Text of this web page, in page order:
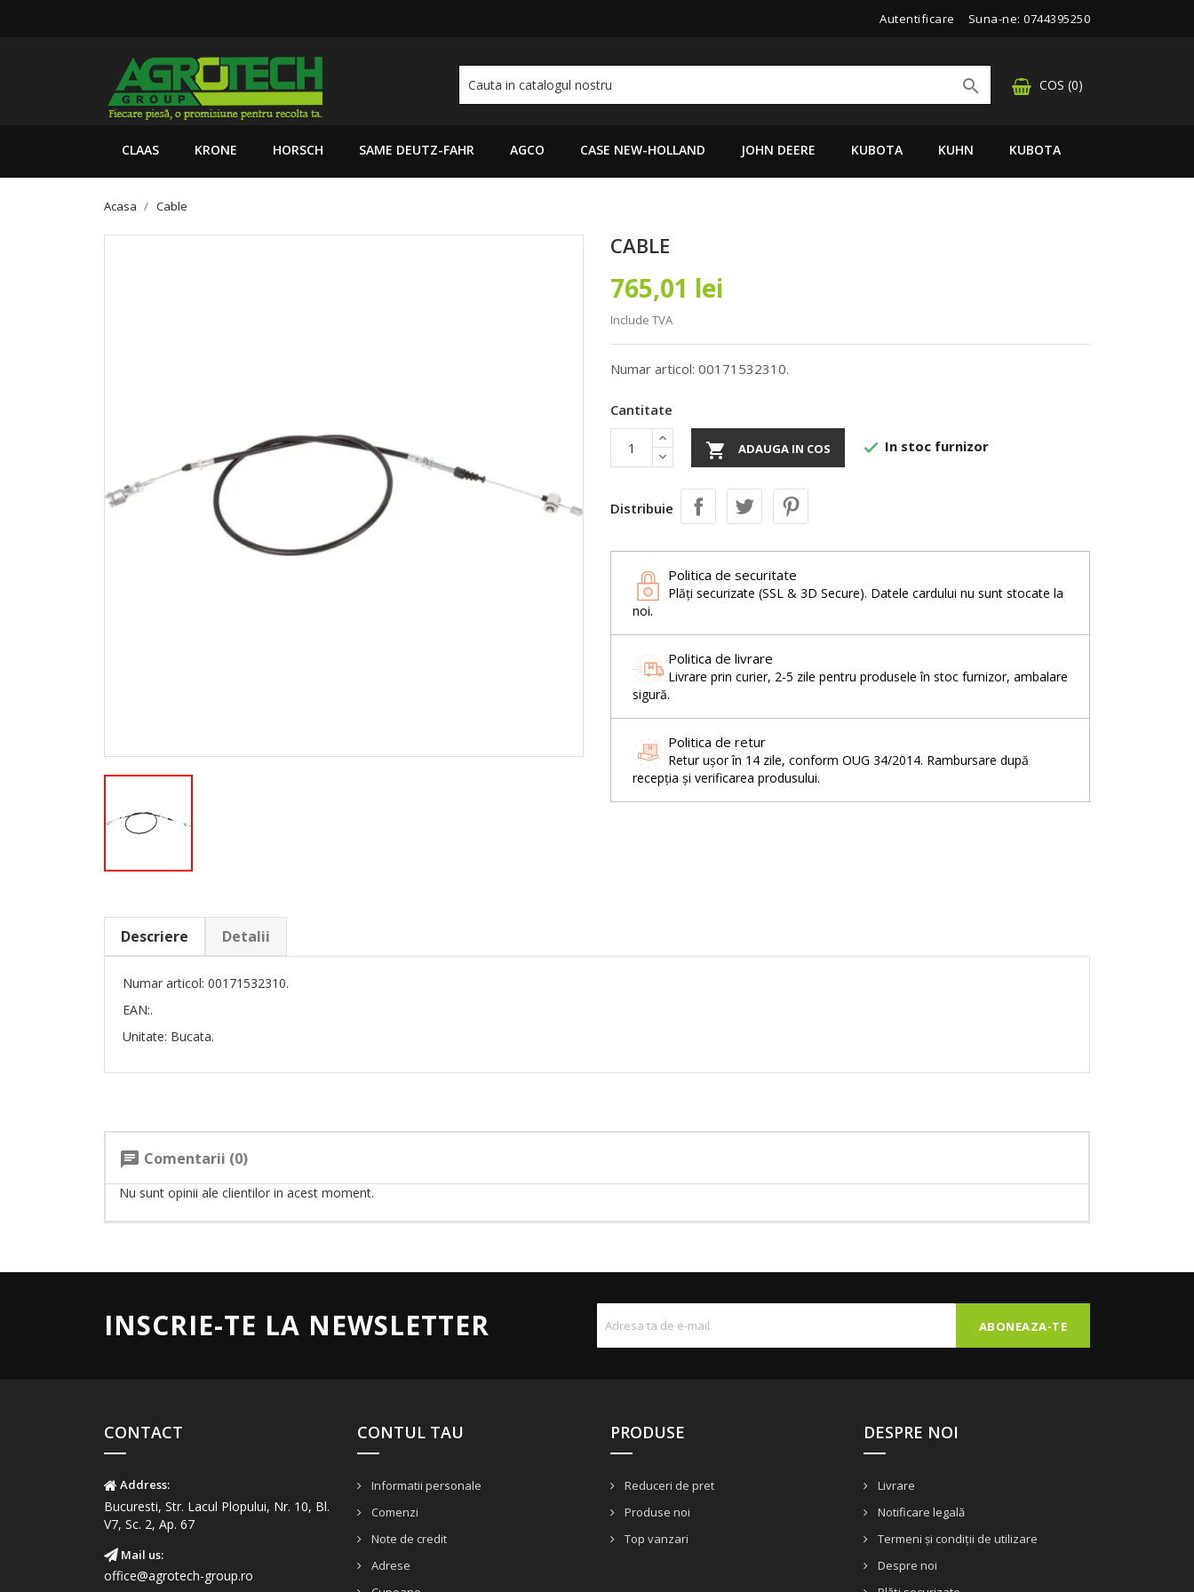
Autentificare Suna-ne: 0744395250
COS (0)

CLAAS KRONE HORSCH SAME DEUTZ-FAHR AGCO CASE NEW-HOLLAND JOHN DEERE KUBOTA KUHN KUBOTA
Acasa Cable
CABLE
765,01 lei
Include TVA
Numar articol: 00171532310.
Cantitate
 ADAUGA IN COS  In stoc furnizor
Distribuie
Politica de securitate
Plăți securizate (SSL & 3D Secure). Datele cardului nu sunt stocate la
noi.
Politica de livrare
Livrare prin curier, 2-5 zile pentru produsele în stoc furnizor, ambalare
sigură.
Politica de retur
Retur ușor în 14 zile, conform OUG 34/2014. Rambursare după
recepția și verificarea produsului.
Descriere Detalii
Numar articol: 00171532310.
EAN:.
Unitate: Bucata.
chat Comentarii (0)
Nu sunt opinii ale clientilor in acest moment.
INSCRIE-TE LA NEWSLETTER
CONTACT
Address:
Bucuresti, Str. Lacul Plopului, Nr. 10, Bl.
V7, Sc. 2, Ap. 67
Mail us:
office@agrotech-group.ro
CONTUL TAU
Informatii personale
Comenzi
Note de credit
Adrese
PRODUSE
Reduceri de pret
Produse noi
Top vanzari
DESPRE NOI
Livrare
Notificare legală
Termeni și condiții de utilizare
Despre noi